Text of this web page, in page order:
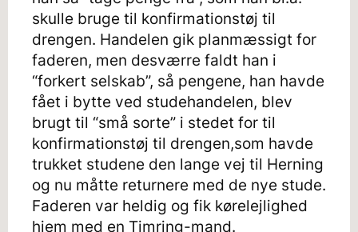
skulle bruge til konfirmationstøj til
drengen. Handelen gik planmæssigt for
faderen, men desværre faldt han i
“forkert selskab”, så pengene, han havde
fået i bytte ved studehandelen, blev
brugt til “små sorte” i stedet for til
konfirmationstøj til drengen,som havde
trukket studene den lange vej til Herning
og nu måtte returnere med de nye stude.
Faderen var heldig og fik kørelejlighed
hjem med en Timring-mand.